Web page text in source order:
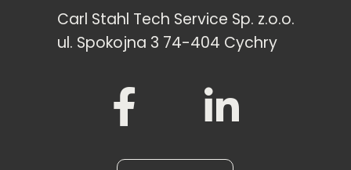
Carl Stahl Tech Service Sp. z.o.o.
ul. Spokojna 3 74-404 Cychry